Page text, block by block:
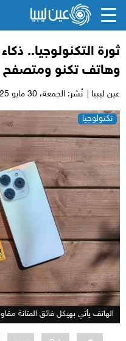
ثورة التكنولوجيا..
وهاتف تكنو ومتصفح
عين ليبيا | نُشر: الجمعة،
تكنولوجيا
الهاتف يأتي بهيكل فائق المتانة